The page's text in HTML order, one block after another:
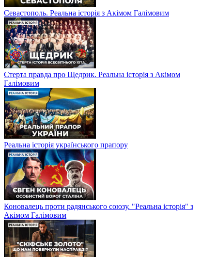
Севастополь. Реальна історія з Акімом Галімовим
Стерта правда про Щедрик. Реальна історія з Акімом
Галімовим
Реальна історія українського прапору
Коновалець проти радянського союзу. "Реальна історія" з
Акімом Галімовим